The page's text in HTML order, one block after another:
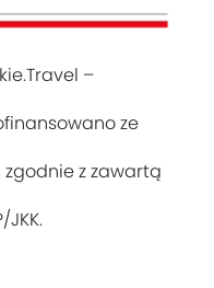
–
ze
zgodnie z zawartą
JKK.